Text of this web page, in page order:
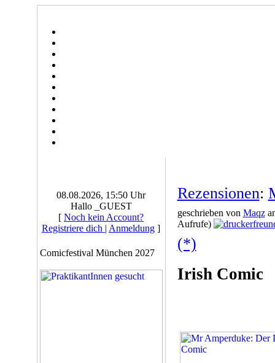
08.08.2026, 15:50 Uhr
Hallo _GUEST
[ Noch kein Account?
Registriere dich | Anmeldung ]
Comicfestival München 2027
Rezensionen:
geschrieben von Maqz
Aufrufe)
(*)
Irish Comic